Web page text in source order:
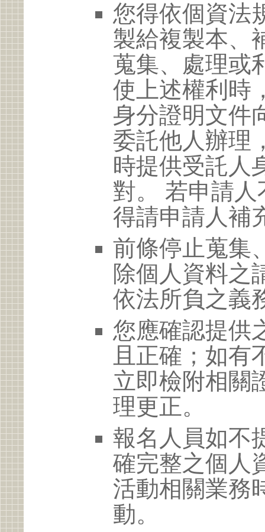
您得依個資法
製給複製本、
蒐集、處理或
使上述權利時
身分證明文件
委託他人辦理
時提供受託人
對。 若申請
得請申請人補
前條停止蒐集
除個人資料之
依法所負之義
您應確認提供
且正確；如有
立即檢附相關
理更正。
報名人員如不
確完整之個人
活動相關業務
動。